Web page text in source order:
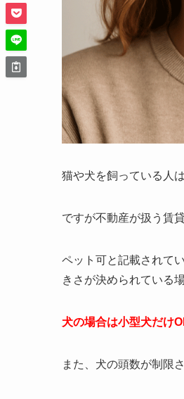
猫や犬を飼っている人
ですが不動産が扱う賃
ペット可と記載されて
きさが決められている
犬の場合は小型犬だけ
また、犬の頭数が制限